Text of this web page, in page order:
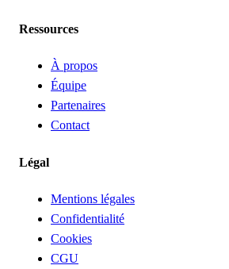
Ressources
À propos
Équipe
Partenaires
Contact
Légal
Mentions légales
Confidentialité
Cookies
CGU